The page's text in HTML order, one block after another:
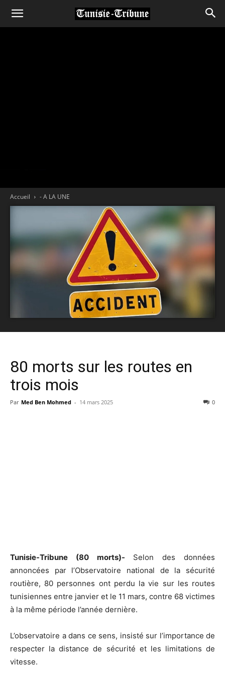
Accueil - A LA UNE
80 morts sur les routes en
trois mois
Par Med Ben Mohmed - 14 mars 2025 0
Tunisie-Tribune (80 morts)- Selon des données
annoncées par l’Observatoire national de la sécurité
routière, 80 personnes ont perdu la vie sur les routes
tunisiennes entre janvier et le 11 mars, contre 68 victimes
à la même période l’année dernière.
L’observatoire a dans ce sens, insisté sur l’importance de
respecter la distance de sécurité et les limitations de
vitesse.